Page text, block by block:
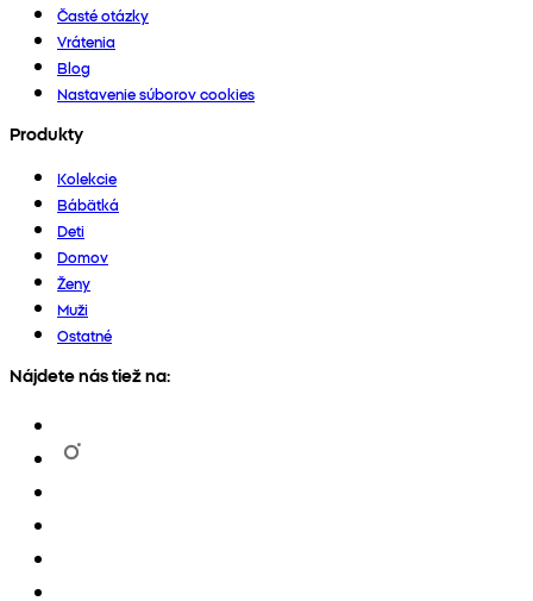
Časté otázky
Vrátenia
Blog
Nastavenie súborov cookies
Produkty
Kolekcie
Bábätká
Deti
Domov
Ženy
Muži
Ostatné
Nájdete nás tiež na: